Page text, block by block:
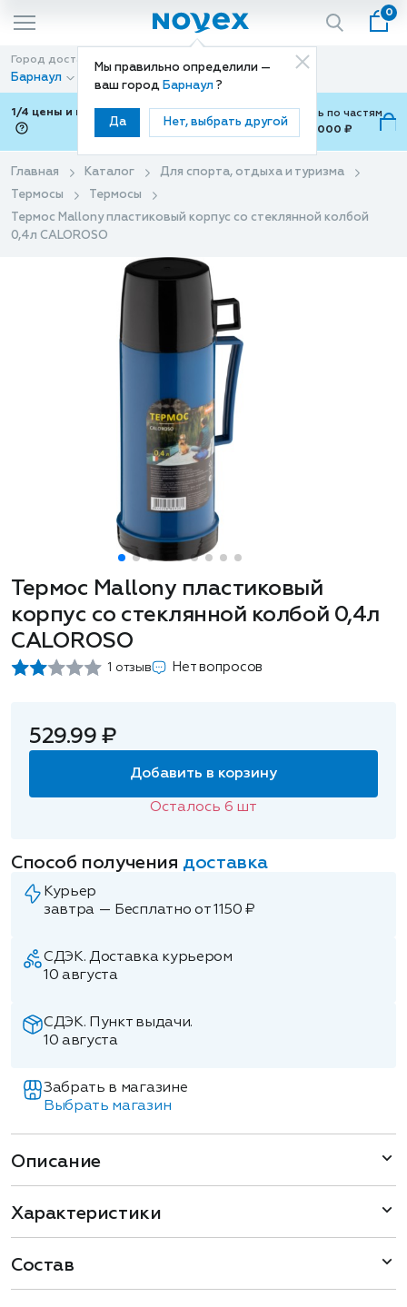
Мы правильно определили —
ваш город Барнаул ?
Да Нет, выбрать другой
0
Город доставки
Барнаул
Способ доставки
Доставка
1/4 цены и покупки ваши с Подели
Можно оплатить по частям
от 700 ₽ до 15,000 ₽
Главная Каталог
Для спорта, отдыха и туризма
Термосы
Термосы
Термос Mallony пластиковый корпус со стеклянной колбой
0,4л CALOROSO
Термос Mallony пластиковый
корпус со стеклянной колбой 0,4л
CALOROSO
1 отзыв Нет вопросов
529.99 ₽
Добавить в корзину
Осталось 6 шт
Способ получения доставка
Курьер
завтра — Бесплатно от 1150 ₽
СДЭК. Доставка курьером
10 августа
СДЭК. Пункт выдачи.
10 августа
Забрать в магазине
Выбрать магазин
Описание
Характеристики
Состав